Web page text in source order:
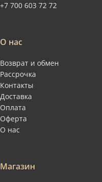
+7 700 603 72 72
О нас
Возврат и обмен
Рассрочка
Контакты
Доставка
Оплата
Оферта
О нас
Магазин